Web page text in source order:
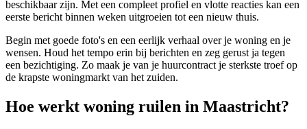
beschikbaar zijn. Met een compleet profiel en vlotte reacties kan een
eerste bericht binnen weken uitgroeien tot een nieuw thuis.
Begin met goede foto's en een eerlijk verhaal over je woning en je
wensen. Houd het tempo erin bij berichten en zeg gerust ja tegen
een bezichtiging. Zo maak je van je huurcontract je sterkste troef op
de krapste woningmarkt van het zuiden.
Hoe werkt woning ruilen in Maastricht?